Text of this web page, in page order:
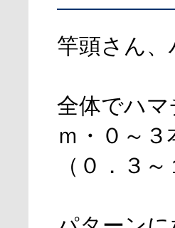
竿頭さん
全体でハ
ｍ・０～
（０．３